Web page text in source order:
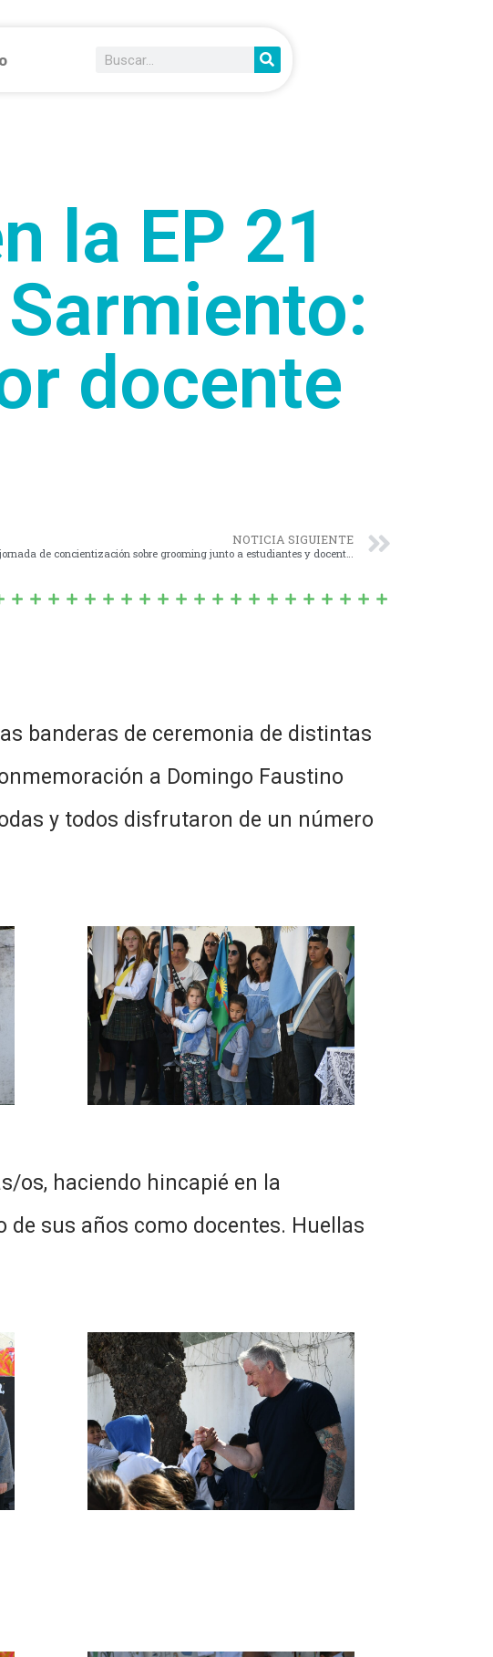
la EP 21
docente
NOTICIA SIGUIENTE
Concientizar y prevenir: jornada de concientización sobre grooming junto a estudiantes y docentes
banderas de ceremonia de distintas
a Domingo Faustino
y todos disfrutaron de un número
os, haciendo hincapié en la
sus años como docentes. Huellas